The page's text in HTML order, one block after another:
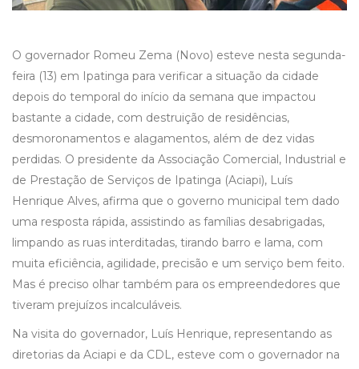
O governador Romeu Zema (Novo) esteve nesta segunda-
feira (13) em Ipatinga para verificar a situação da cidade
depois do temporal do início da semana que impactou
bastante a cidade, com destruição de residências,
desmoronamentos e alagamentos, além de dez vidas
perdidas. O presidente da Associação Comercial, Industrial e
de Prestação de Serviços de Ipatinga (Aciapi), Luís
Henrique Alves, afirma que o governo municipal tem dado
uma resposta rápida, assistindo as famílias desabrigadas,
limpando as ruas interditadas, tirando barro e lama, com
muita eficiência, agilidade, precisão e um serviço bem feito.
Mas é preciso olhar também para os empreendedores que
tiveram prejuízos incalculáveis.
Na visita do governador, Luís Henrique, representando as
diretorias da Aciapi e da CDL, esteve com o governador na